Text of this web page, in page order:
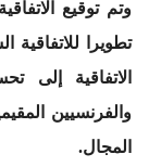
الاتفاقية إلى
والفرنسيين
المجال.